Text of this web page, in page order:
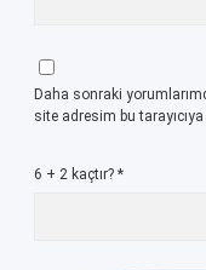
Daha sonraki
site adresim bu
6 + 2 kaçtır? *